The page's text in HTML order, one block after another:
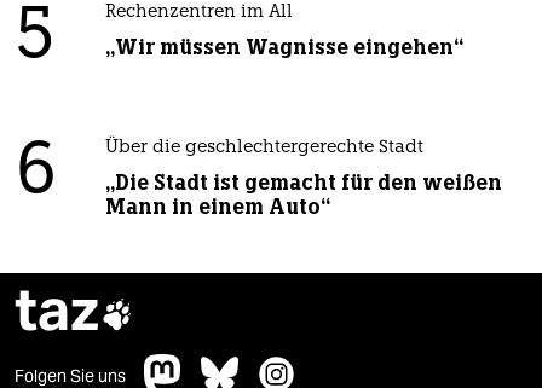
5 Rechenzentren im All
„Wir müssen Wagnisse eingehen“
6 Über die geschlechtergerechte Stadt
„Die Stadt ist gemacht für den weißen
Mann in einem Auto“
taz
Folgen Sie uns